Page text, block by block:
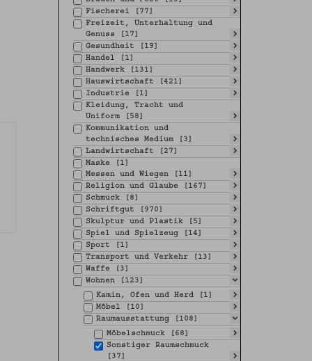
Fischerei [77]
Freizeit, Unterhaltung und
Genuss [17]
Gesundheit [19]
Handel [1]
Handwerk [131]
Hauswirtschaft [421]
Industrie [1]
Kleidung, Tracht und
Uniform [58]
Kommunikation und
technisches Medium [3]
Landwirtschaft [27]
Maske [1]
Messen und Wiegen [11]
Religion und Glaube [167]
Schmuck [8]
Schriftgut [970]
Skulptur und Plastik [5]
Spiel und Spielzeug [14]
Sport [1]
Transport und Verkehr [13]
Waffe [3]
Wohnen [123]
Kamin, Ofen und Herd [1]
Möbel [10]
Raumausstattung [108]
Möbelschmuck [68]
Sonstiger Raumschmuck
[37]